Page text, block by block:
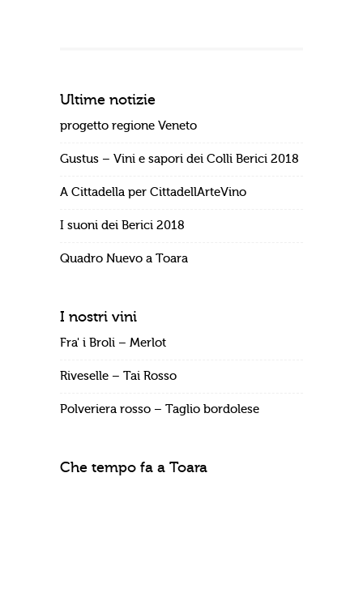
Ultime notizie
progetto regione Veneto
Gustus – Vini e sapori dei Colli Berici 2018
A Cittadella per CittadellArteVino
I suoni dei Berici 2018
Quadro Nuevo a Toara
I nostri vini
Fra' i Broli – Merlot
Riveselle – Tai Rosso
Polveriera rosso – Taglio bordolese
Che tempo fa a Toara